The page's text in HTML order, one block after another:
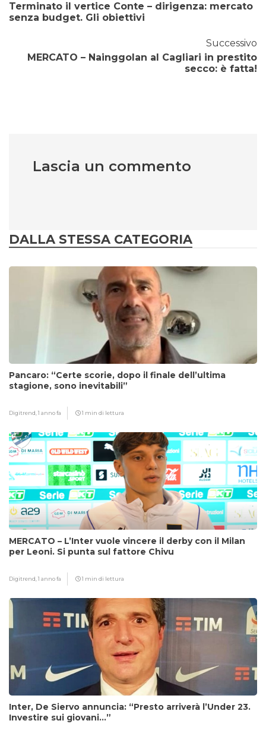
Terminato il vertice Conte – dirigenza: mercato
senza budget. Gli obiettivi
Successivo
MERCATO – Nainggolan al Cagliari in prestito
secco: è fatta!
Lascia un commento
DALLA STESSA CATEGORIA
Pancaro: “Certe scorie, dopo il finale dell’ultima
stagione, sono inevitabili”
Digitrend,1 anno fa 1 min di lettura
MERCATO – L’Inter vuole vincere il derby con il Milan
per Leoni. Si punta sul fattore Chivu
Digitrend,1 anno fa 1 min di lettura
Inter, De Siervo annuncia: “Presto arriverà l’Under 23.
Investire sui giovani…”